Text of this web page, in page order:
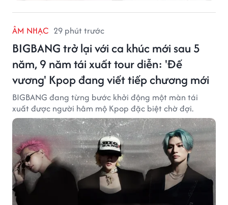
ÂM NHẠC 29 phút trước
BIGBANG trở lại với ca khúc mới sau 5
năm, 9 năm tái xuất tour diễn: 'Đế
vương' Kpop đang viết tiếp chương mới
BIGBANG đang từng bước khởi động một màn tái
xuất được người hâm mộ Kpop đặc biệt chờ đợi.